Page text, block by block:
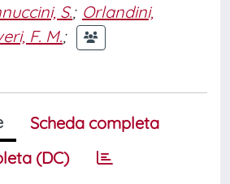
S.; Orlandini,
F. M.;
Scheda completa
(DC)